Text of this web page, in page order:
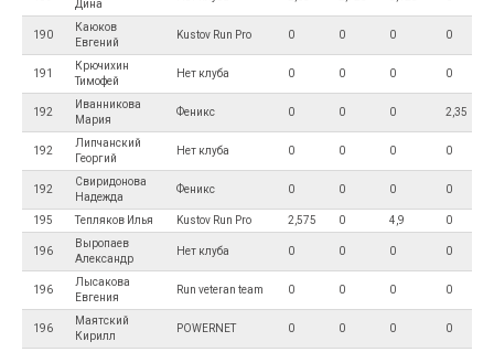
Дина
190
Каюков
Евгений
Kustov Run Pro 0 0 0 0
191
Крючихин
Тимофей
Нет клуба 0 0 0 0
192
Иванникова
Мария
Феникс 0 0 0 2,35
192
Липчанский
Георгий
Нет клуба 0 0 0 0
192
Свиридонова
Надежда
Феникс 0 0 0 0
195 Тепляков Илья Kustov Run Pro 2,575 0 4,9 0
196
Выропаев
Александр
Нет клуба 0 0 0 0
196
Лысакова
Евгения
Run veteran team 0 0 0 0
196
Маятский
Кирилл
POWERNET 0 0 0 0